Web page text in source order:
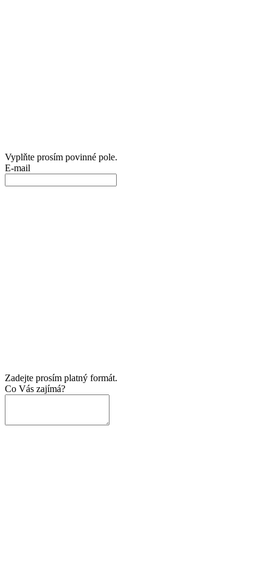
Vyplňte prosím povinné pole.
E-mail
Zadejte prosím platný formát.
Co Vás zajímá?